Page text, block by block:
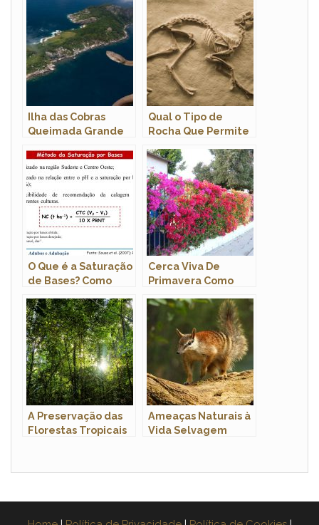
Ilha das Cobras
Queimada Grande
Qual o Tipo de
Rocha Que Permite
O Que é a Saturação
de Bases? Como
Processo?
Cerca Viva De
Primavera Como
A Preservação das
Florestas Tropicais
Ameaças Naturais à
Vida Selvagem